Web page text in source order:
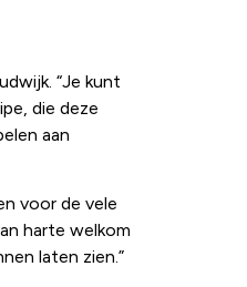
“Je kunt
die deze
aan
voor de vele
harte welkom
laten zien.”